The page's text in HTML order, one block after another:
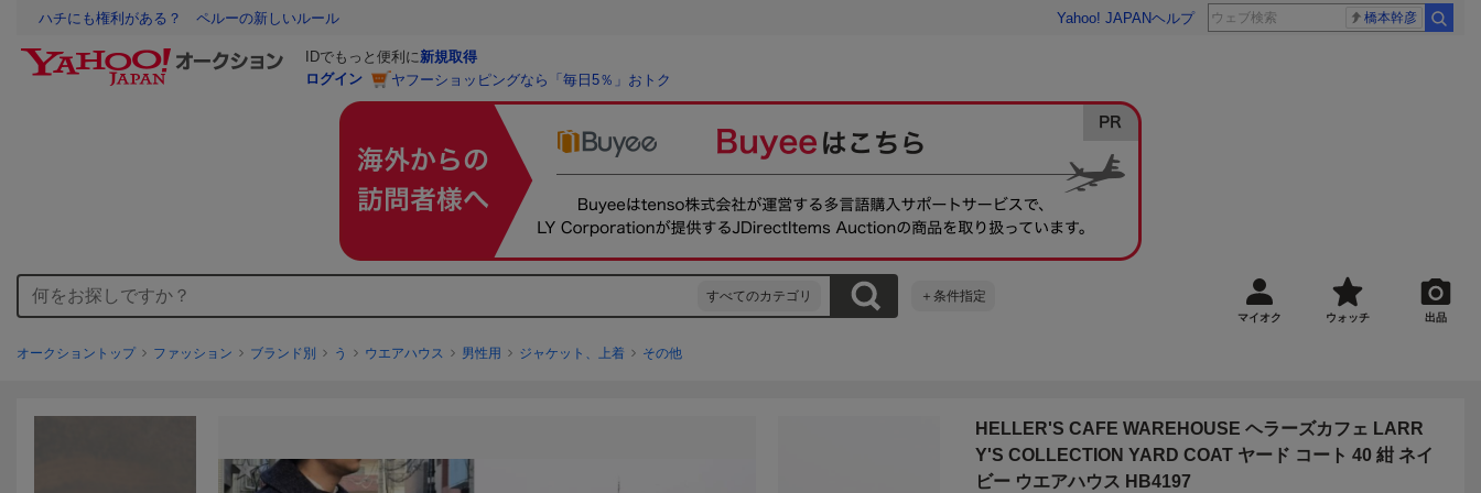
ハチにも権利がある？ ペルーの新しいルール Yahoo! JAPANヘルプ 橋本幹彦
IDでもっと便利に新規取得
ログイン
ヤフーショッピングなら「毎日5％」おトク
すべてのカテゴリ ＋条件指定
マイオク ウォッチ 出品
オークショントップ ファッション ブランド別 う ウエアハウス 男性用 ジャケット、上着 その他
HELLER'S CAFE WAREHOUSE ヘラーズカフェ LARR
Y'S COLLECTION YARD COAT ヤード コート 40 紺 ネイ
ビー ウエアハウス HB4197